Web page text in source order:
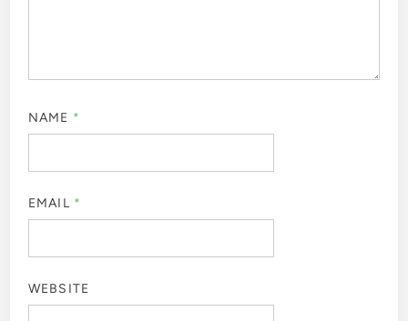
NAME *
EMAIL *
WEBSITE